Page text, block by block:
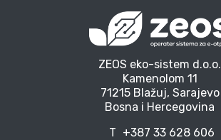
ZEOS eko-sistem d.o.o.
Kamenolom 11
71215 Blažuj, Sarajevo
Bosna i Hercegovina
T +387 33 628 606